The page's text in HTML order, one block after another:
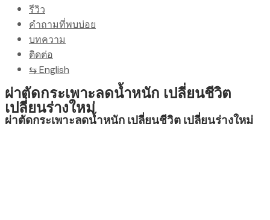
รีวิว
คำถามที่พบบ่อย
บทความ
ติดต่อ
⇆ English
ผ่าตัดกระเพาะลดน้ำหนัก เปลี่ยนชีวิต
เปลี่ยนร่างใหม่
ผ่าตัดกระเพาะลดน้ำหนัก เปลี่ยนชีวิต เปลี่ยนร่างใหม่